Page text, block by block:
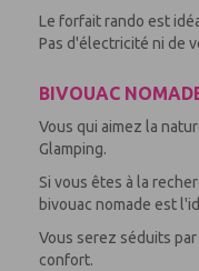
Le forfait rando est
Pas d'électricité ni de
BIVOUAC
Vous qui aimez la
Glamping.
Si vous êtes à la
bivouac nomade est
Vous serez séduits
confort.